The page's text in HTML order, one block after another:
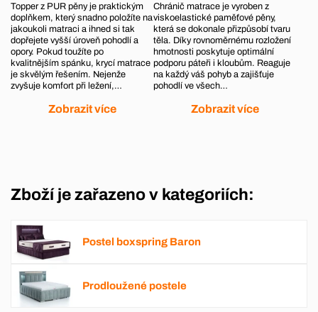
Topper z PUR pěny je praktickým
doplňkem, který snadno položíte na
jakoukoli matraci a ihned si tak
dopřejete vyšší úroveň pohodlí a
opory. Pokud toužíte po
kvalitnějším spánku, krycí matrace
je skvělým řešením. Nejenže
zvyšuje komfort při ležení,…
Zobrazit více
Chránič matrace je vyroben z
viskoelastické paměťové pěny,
která se dokonale přizpůsobí tvaru
těla. Díky rovnoměrnému rozložení
hmotnosti poskytuje optimální
podporu páteři i kloubům. Reaguje
na každý váš pohyb a zajišťuje
pohodlí ve všech…
Zobrazit více
Zboží je zařazeno v kategoriích:
Postel boxspring Baron
Prodloužené postele